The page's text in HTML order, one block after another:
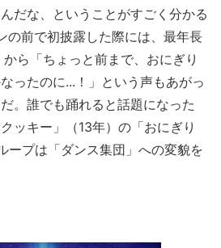
だな、ということがすごく分かる
の前で初披露した際には、最年長
ら「ちょっと前まで、おにぎり
ったのに...！」という声もあがっ
。誰でも踊れると話題になった
ッキー」（13年）の「おにぎり
ープは「ダンス集団」への変貌を